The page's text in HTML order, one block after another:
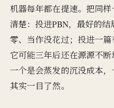
机器每年都在提速。把同
清楚：投进PBN，最好的
零、当作没花过；投进一篇
它可能三年后还在源源不断
一个是会蒸发的沉没成本
其实一目了然。